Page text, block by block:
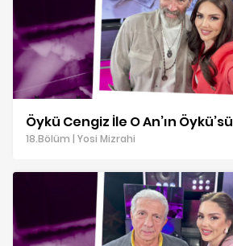
Öykü Cengiz İle O An’ın Öykü’sü
18.Bölüm | Yosi Mizrahi